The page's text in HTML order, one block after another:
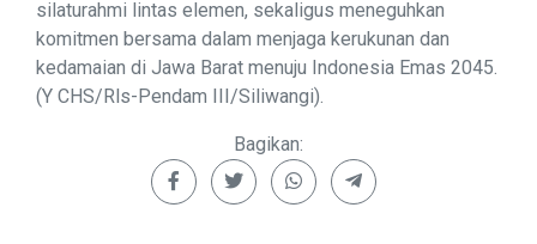
silaturahmi lintas elemen, sekaligus meneguhkan
komitmen bersama dalam menjaga kerukunan dan
kedamaian di Jawa Barat menuju Indonesia Emas 2045.
(Y CHS/Rls-Pendam III/Siliwangi).
Bagikan: